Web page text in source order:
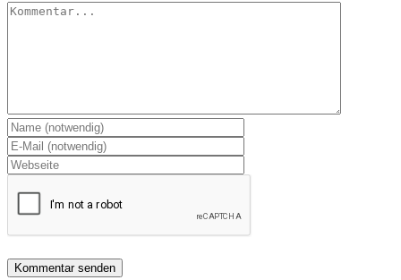
Kommentar